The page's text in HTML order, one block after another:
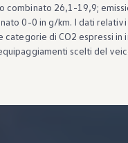
combinato 26,1-19,9;
0-0 in g/km. I dati relativi
categorie di CO2 espressi in
scelti del